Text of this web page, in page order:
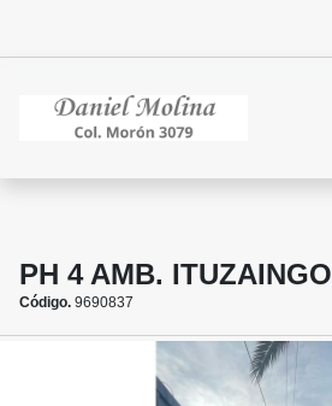
PH 4 AMB. ITUZAINGO
Código. 9690837